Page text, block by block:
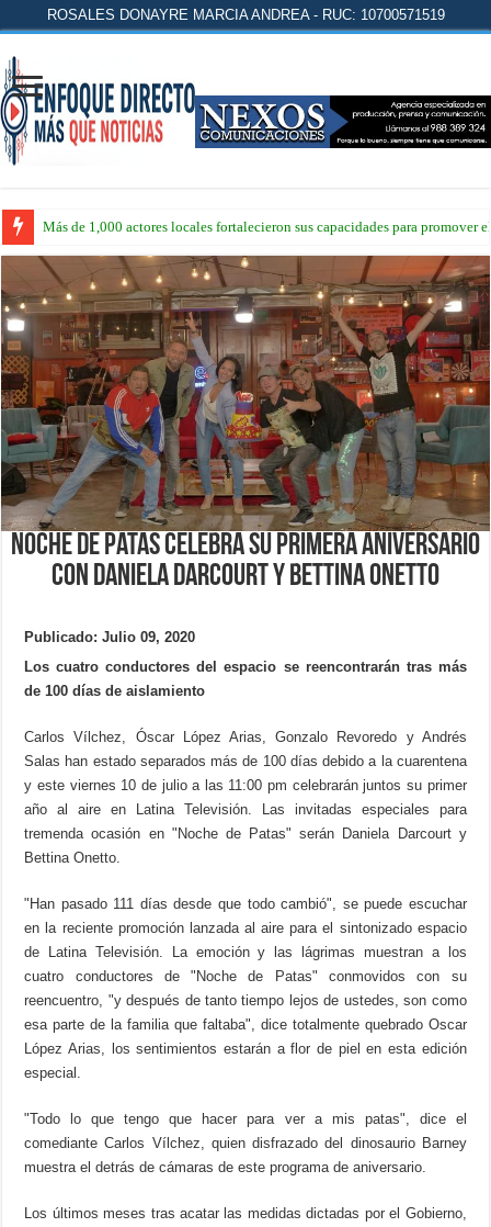
ROSALES DONAYRE MARCIA ANDREA - RUC: 10700571519
Más de 1,000 actores locales fortalecieron sus capacidades para promover
Noche de Patas celebra su primera aniversario
con Daniela Darcourt y Bettina Onetto
Publicado: Julio 09, 2020
Los cuatro conductores del espacio se reencontrarán tras más
de 100 días de aislamiento
Carlos Vílchez, Óscar López Arias, Gonzalo Revoredo y Andrés
Salas han estado separados más de 100 días debido a la cuarentena
y este viernes 10 de julio a las 11:00 pm celebrarán juntos su primer
año al aire en Latina Televisión. Las invitadas especiales para
tremenda ocasión en "Noche de Patas" serán Daniela Darcourt y
Bettina Onetto.
"Han pasado 111 días desde que todo cambió", se puede escuchar
en la reciente promoción lanzada al aire para el sintonizado espacio
de Latina Televisión. La emoción y las lágrimas muestran a los
cuatro conductores de "Noche de Patas" conmovidos con su
reencuentro, "y después de tanto tiempo lejos de ustedes, son como
esa parte de la familia que faltaba", dice totalmente quebrado Oscar
López Arias, los sentimientos estarán a flor de piel en esta edición
especial.
"Todo lo que tengo que hacer para ver a mis patas", dice el
comediante Carlos Vílchez, quien disfrazado del dinosaurio Barney
muestra el detrás de cámaras de este programa de aniversario.
Los últimos meses tras acatar las medidas dictadas por el Gobierno,